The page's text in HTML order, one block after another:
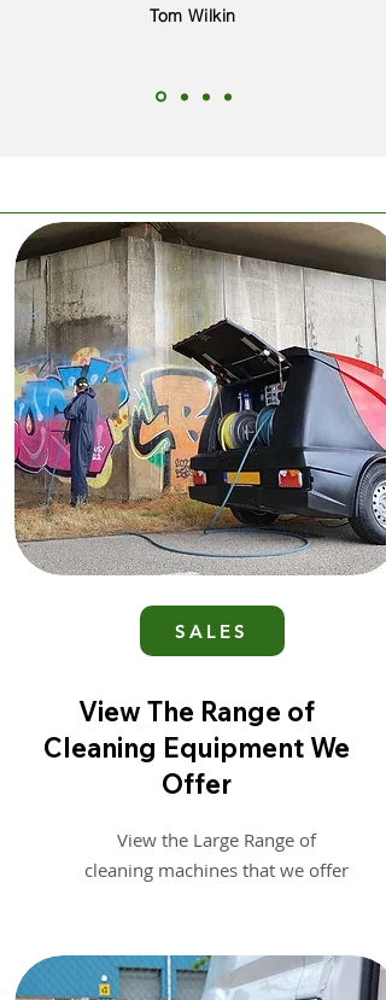
Tom Wilkin
SALES
View The Range of
Cleaning Equipment We
Offer
View the Large Range of
cleaning machines that we offer